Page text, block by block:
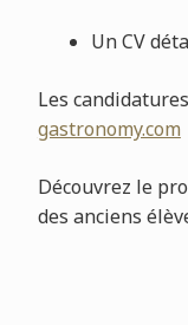
Un CV
Les
gastronomy.com
Découvrez le
des anciens